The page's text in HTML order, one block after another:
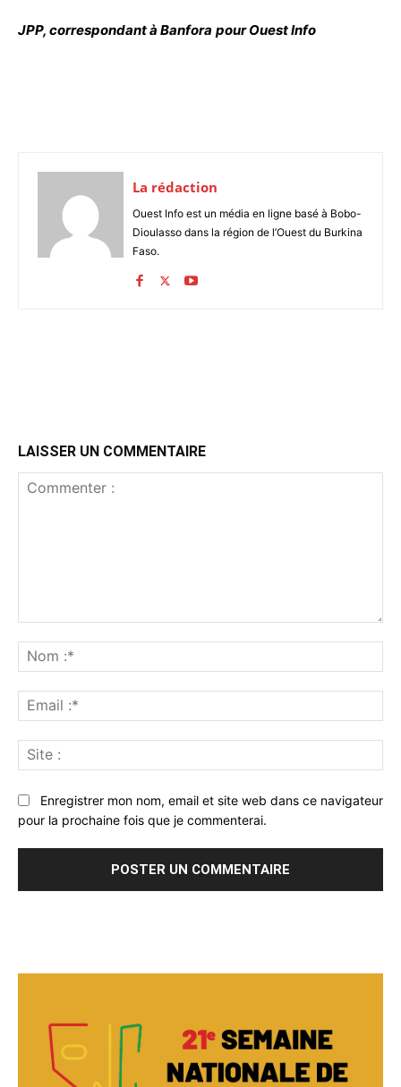
JPP, correspondant à Banfora pour Ouest Info
La rédaction
Ouest Info est un média en ligne basé à Bobo-
Dioulasso dans la région de l’Ouest du Burkina
Faso.
LAISSER UN COMMENTAIRE
:*
:*
:
Enregistrer mon nom, email et site web dans ce navigateur
pour la prochaine fois que je commenterai.